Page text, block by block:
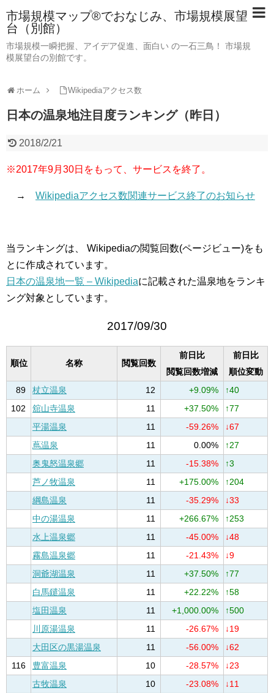
市場規模マップ®でおなじみ、市場規模展望
台（別館）
市場規模一瞬把握、アイデア促進、面白い の一石三鳥！ 市場規
模展望台の別館です。
ホーム Wikipediaアクセス数
日本の温泉地注目度ランキング（昨日）
2018/2/21
※2017年9月30日をもって、サービスを終了。
→ Wikipediaアクセス数関連サービス終了のお知らせ
当ランキングは、 Wikipediaの閲覧回数(ページビュー)をも
とに作成されています。
日本の温泉地一覧 – Wikipediaに記載された温泉地をランキ
ング対象としています。
2017/09/30
順位 名称 閲覧回数
前日比
閲覧回数増減
前日比
順位変動
89
杖立温泉 12 +9.09%
↑40
102
舘山寺温泉 11 +37.50%
↑77
平湯温泉
11 -59.26%
↓67
蔦温泉
11 0.00%
↑27
奥鬼怒温泉郷
11 -15.38%
↑3
芦ノ牧温泉
11 +175.00%
↑204
綱島温泉
11 -35.29%
↓33
中の湯温泉
11 +266.67%
↑253
水上温泉郷
11 -45.00%
↓48
霧島温泉郷
11 -21.43%
↓9
洞爺湖温泉
11 +37.50%
↑77
白馬鑓温泉
11 +22.22%
↑58
塩田温泉
11 +1,000.00%
↑500
川原湯温泉
11 -26.67%
↓19
大田区の黒湯温泉
11 -56.00%
↓62
116
豊富温泉 10 -28.57%
↓23
古牧温泉
10 -23.08%
↓11